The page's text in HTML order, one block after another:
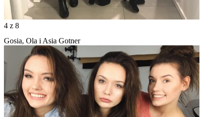
4 z 8
Gosia, Ola i Asia Gotner